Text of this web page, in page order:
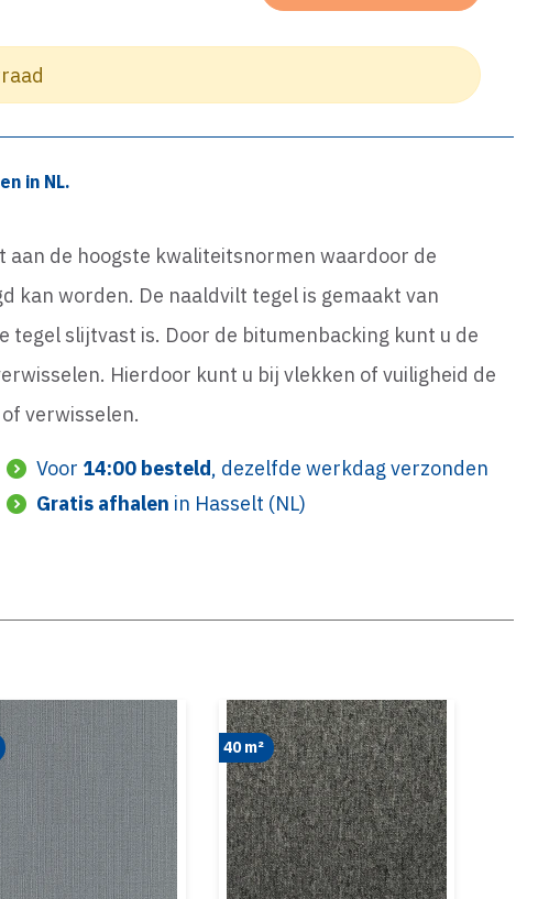
in NL.
aan de hoogste kwaliteitsnormen waardoor de
kan worden. De naaldvilt tegel is gemaakt van
tegel slijtvast is. Door de bitumenbacking kunt u de
Hierdoor kunt u bij vlekken of vuiligheid de
verwisselen.
Voor 14:00 besteld, dezelfde werkdag verzonden
Gratis afhalen in Hasselt (NL)
40 m²